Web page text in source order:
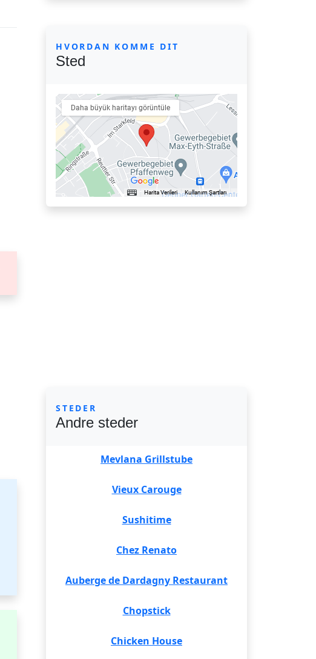
HVORDAN KOMME DIT
Sted
STEDER
Andre steder
Mevlana Grillstube
Vieux Carouge
Sushitime
Chez Renato
Auberge de Dardagny Restaurant
Chopstick
Chicken House